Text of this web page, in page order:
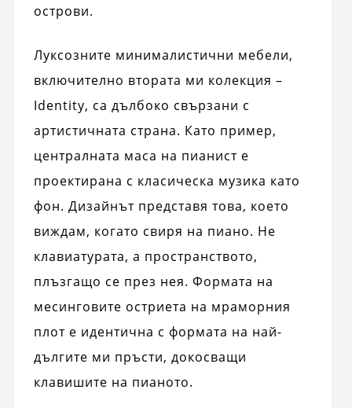
острови.
Луксозните минималистични мебели,
включително втората ми колекция –
Identity, са дълбоко свързани с
артистичната страна. Като пример,
централната маса на пианист е
проектирана с класическа музика като
фон. Дизайнът представя това, което
виждам, когато свиря на пиано. Не
клавиатурата, а пространството,
плъзгащо се през нея. Формата на
месинговите остриета на мраморния
плот е идентична с формата на най-
дългите ми пръсти, докосващи
клавишите на пианото.